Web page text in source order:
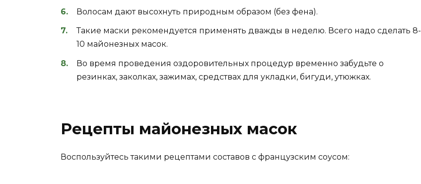
Волосам дают высохнуть природным образом (без фена).
Такие маски рекомендуется применять дважды в неделю. Всего надо сделать 8-
10 майонезных масок.
Во время проведения оздоровительных процедур временно забудьте о
резинках, заколках, зажимах, средствах для укладки, бигуди, утюжках.
Рецепты майонезных масок
Воспользуйтесь такими рецептами составов с французским соусом: